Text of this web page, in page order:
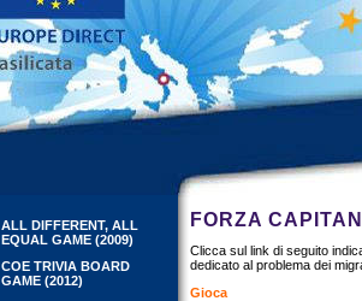
ALL DIFFERENT, ALL
EQUAL GAME (2009)
COE TRIVIA BOARD
GAME (2012)
FORZA
Clicca sul link di seguito
dedicato al problema dei
Gioca